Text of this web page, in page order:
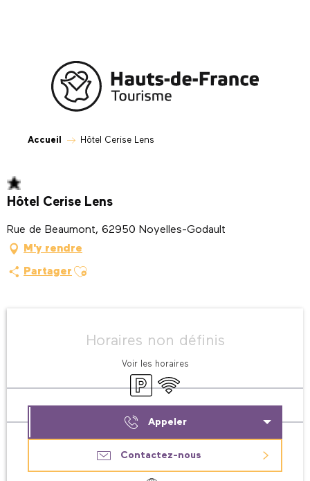
Accueil Hôtel Cerise Lens
Hôtel Cerise Lens
Rue de Beaumont, 62950 Noyelles-Godault
M'y rendre
Partager Ajouter aux favoris
Horaires non définis
Voir les horaires
ParkingWiFi
Appeler
Contactez-nous